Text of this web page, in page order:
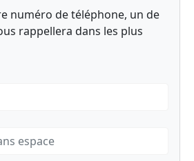
numéro de téléphone, un de
rappellera dans les plus